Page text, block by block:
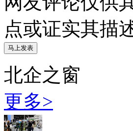
点或证实其描
北企之窗
更多>